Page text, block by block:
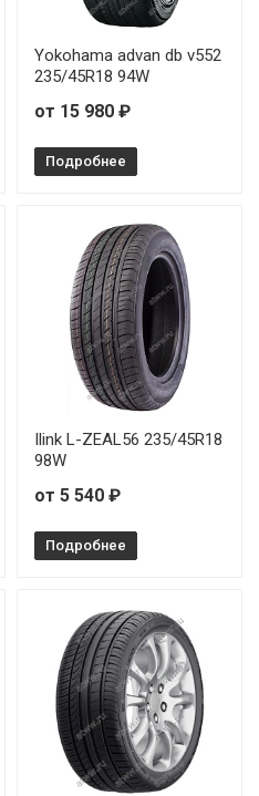
Yokohama advan db v552
235/45R18 94W
от 15 980 ₽
Подробнее
Ilink L-ZEAL56 235/45R18
98W
от 5 540 ₽
Подробнее